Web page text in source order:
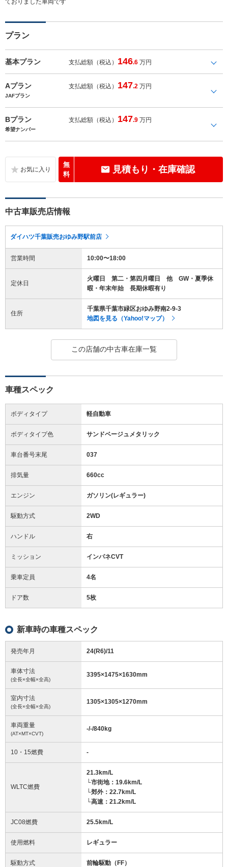
プラン
基本プラン 支払総額（税込） 146.6 万円
Aプラン 支払総額（税込） 147.2 万円
JAFプラン
Bプラン 支払総額（税込） 147.9 万円
希望ナンバー
無
料
見積もり・在庫確認
中古車販売店情報
ダイハツ千葉販売おゆみ野駅前店
営業時間 10:00〜18:00
定休日
火曜日 第二・第四月曜日 他 GW・夏季休
暇・年末年始 長期休暇有り
住所
千葉県千葉市緑区おゆみ野南2-9-3
地図を見る（Yahoo!マップ）
この店舗の中古車在庫一覧
車種スペック
ボディタイプ 軽自動車
ボディタイプ色 サンドベージュメタリック
車台番号末尾 037
排気量 660cc
エンジン ガソリン(レギュラー)
駆動方式 2WD
ハンドル 右
ミッション インパネCVT
乗車定員 4名
ドア数 5枚
新車時の車種スペック
発売年月 24(R6)/11
車体寸法
(全長×全幅×全高)
3395×1475×1630mm
室内寸法
(全長×全幅×全高)
1305×1305×1270mm
車両重量
(AT×MT×CVT)
-/-/840kg
10・15燃費 -
WLTC燃費
21.3km/L
└市街地：19.6km/L
└郊外：22.7km/L
└高速：21.2km/L
JC08燃費 25.5km/L
使用燃料 レギュラー
駆動方式 前輪駆動（FF）